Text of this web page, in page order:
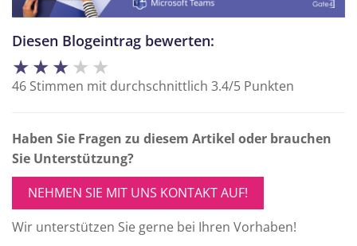
Diesen Blogeintrag bewerten:
★★★★ ★
46 Stimmen mit durchschnittlich 3.4/5 Punkten
Haben Sie Fragen zu diesem Artikel oder brauchen
Sie Unterstützung?
NEHMEN SIE MIT UNS KONTAKT AUF!
Wir unterstützen Sie gerne bei Ihren Vorhaben!